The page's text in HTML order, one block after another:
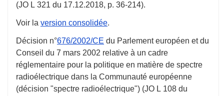
(JO L 321 du 17.12.2018, p. 36-214).
Voir la version consolidée.
Décision n°676/2002/CE du Parlement européen et du
Conseil du 7 mars 2002 relative à un cadre
réglementaire pour la politique en matière de spectre
radioélectrique dans la Communauté européenne
(décision "spectre radioélectrique") (JO L 108 du